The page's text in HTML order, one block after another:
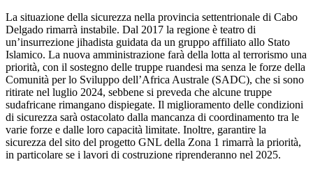
La situazione della sicurezza nella provincia settentrionale di Cabo
Delgado rimarrà instabile. Dal 2017 la regione è teatro di
un’insurrezione jihadista guidata da un gruppo affiliato allo Stato
Islamico. La nuova amministrazione farà della lotta al terrorismo una
priorità, con il sostegno delle truppe ruandesi ma senza le forze della
Comunità per lo Sviluppo dell’Africa Australe (SADC), che si sono
ritirate nel luglio 2024, sebbene si preveda che alcune truppe
sudafricane rimangano dispiegate. Il miglioramento delle condizioni
di sicurezza sarà ostacolato dalla mancanza di coordinamento tra le
varie forze e dalle loro capacità limitate. Inoltre, garantire la
sicurezza del sito del progetto GNL della Zona 1 rimarrà la priorità,
in particolare se i lavori di costruzione riprenderanno nel 2025.